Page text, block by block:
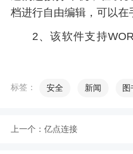
档进行自由编辑，可以
2、该软件支持
印，用户可以在这里随
很好的满足了用户打印的
标签： 安全 新闻 图
上一个： 亿点连接